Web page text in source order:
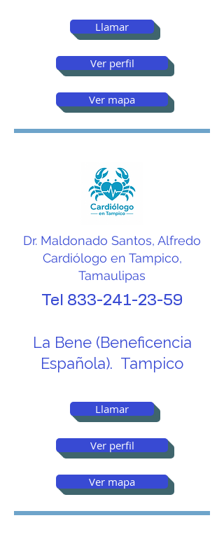
Llamar
Ver perfil
Ver mapa
Dr. Maldonado Santos, Alfredo
Cardiólogo en Tampico,
Tamaulipas
Tel 833-241-23-59
La Bene (Beneficencia
Española). Tampico
Llamar
Ver perfil
Ver mapa